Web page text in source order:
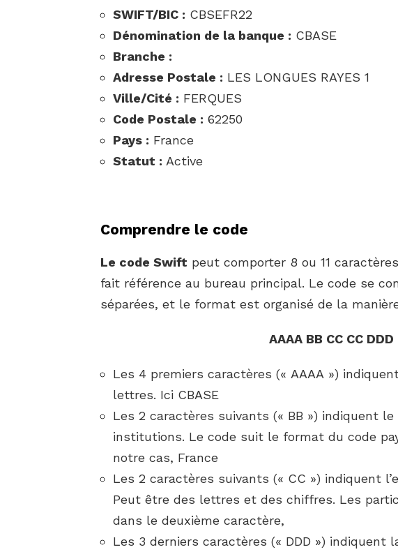
SWIFT/BIC : CBSEFR22
Dénomination de la banque : CBASE
Branche :
Adresse Postale : LES LONGUES RAYES 1
Ville/Cité : FERQUES
Code Postale : 62250
Pays : France
Statut : Active
Comprendre le code
Le code Swift peut comporter 8 ou 11
fait référence au bureau principal. Le code se
séparées, et le format est organisé de la
AAAA BB CC CC DDD
Les 4 premiers caractères (« AAAA »)
lettres. Ici CBASE
Les 2 caractères suivants (« BB ») indiquent
institutions. Le code suit le format du code
notre cas, France
Les 2 caractères suivants (« CC ») indiquent
Peut être des lettres et des chiffres. Les
dans le deuxième caractère,
Les 3 derniers caractères (« DDD ») indiquent